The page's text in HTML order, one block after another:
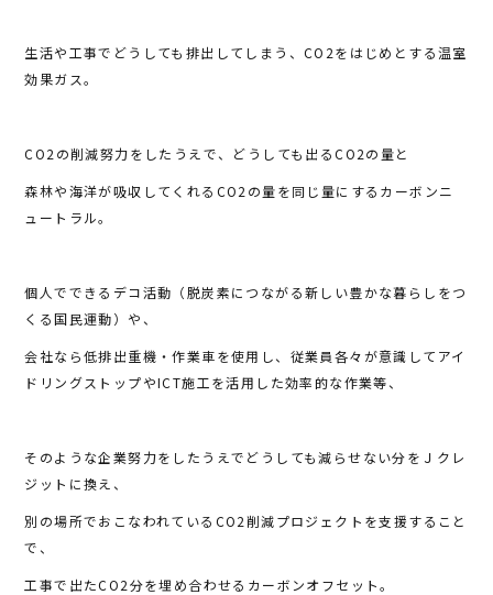
生活や工事でどうしても排出してしまう、CO2をはじめとする温室
効果ガス。
CO2の削減努力をしたうえで、どうしても出るCO2の量と
森林や海洋が吸収してくれるCO2の量を同じ量にするカーボンニ
ュートラル。
個人でできるデコ活動（脱炭素につながる新しい豊かな暮らしをつ
くる国民運動）や、
会社なら低排出重機・作業車を使用し、従業員各々が意識してアイ
ドリングストップやICT施工を活用した効率的な作業等、
そのような企業努力をしたうえでどうしても減らせない分をＪクレ
ジットに換え、
別の場所でおこなわれているCO2削減プロジェクトを支援すること
で、
工事で出たCO2分を埋め合わせるカーボンオフセット。